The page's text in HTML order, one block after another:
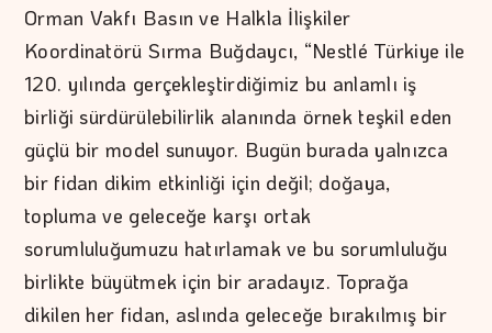
Orman Vakfı Basın ve Halkla İlişkiler
Koordinatörü Sırma Buğdaycı, “Nestlé Türkiye ile
120. yılında gerçekleştirdiğimiz bu anlamlı iş
birliği sürdürülebilirlik alanında örnek teşkil eden
güçlü bir model sunuyor. Bugün burada yalnızca
bir fidan dikim etkinliği için değil; doğaya,
topluma ve geleceğe karşı ortak
sorumluluğumuzu hatırlamak ve bu sorumluluğu
birlikte büyütmek için bir aradayız. Toprağa
dikilen her fidan, aslında geleceğe bırakılmış bir